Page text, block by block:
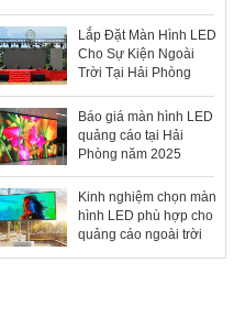
Lắp Đặt Màn Hình LED
Cho Sự Kiện Ngoài
Trời Tại Hải Phòng
Báo giá màn hình LED
quảng cáo tại Hải
Phòng năm 2025
Kinh nghiệm chọn màn
hình LED phù hợp cho
quảng cáo ngoài trời